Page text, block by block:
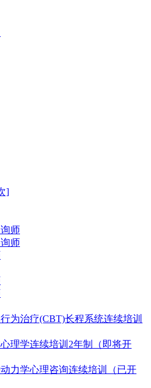
]
师
师
为治疗(CBT)长程系统连续培训
心理学连续培训2年制（即将开
动力学心理咨询连续培训（已开